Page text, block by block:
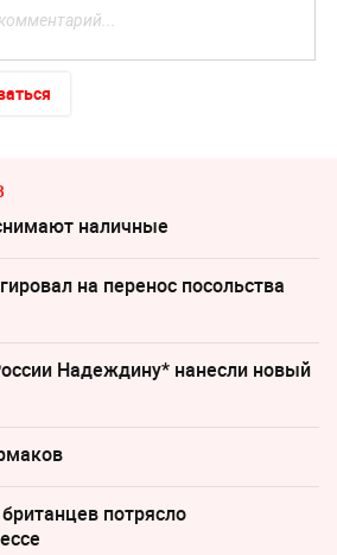
наличные
на перенос посольства
Надеждину* нанесли новый
потрясло